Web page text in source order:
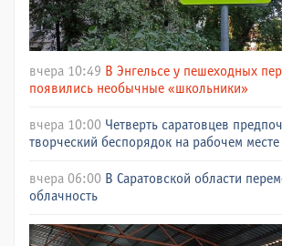
вчера 10:49 В Энгельсе у пешеходных
появились необычные «школьники»
вчера 10:00 Четверть саратовцев
творческий беспорядок на рабочем месте
вчера 06:00 В Саратовской области
облачность